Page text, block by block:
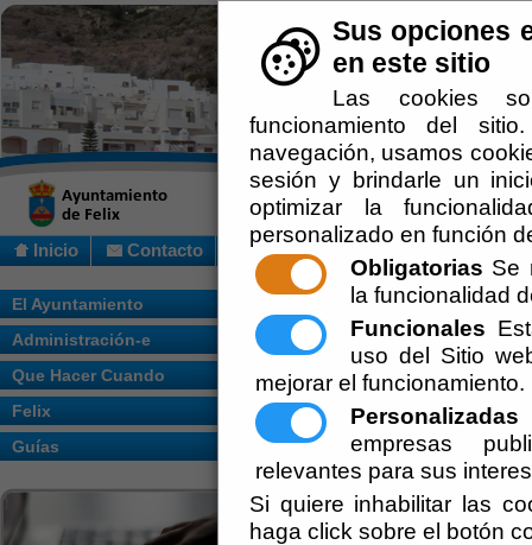
Sus opciones
en este sitio
Las cookies
funcionamiento del
navegación, usamos
sesión y brindarle un
optimizar la
personalizado en función
Obligatorias Se
la funcionalidad
Funcionales
uso del Sitio
mejorar el funcionamiento.
Personalizadas
empresas
relevantes para sus
Si quiere inhabilitar las
haga click sobre el botón
Inicio Contacto
El Ayuntamiento
Administración-e
Que Hacer Cuando
Felix
Guías
Usted se encuentra aquí:Inicio //
DEL AYUNTAMIENTO DE FELIX
Escuchar
DE
PERSONAL
Ayuntamiento de